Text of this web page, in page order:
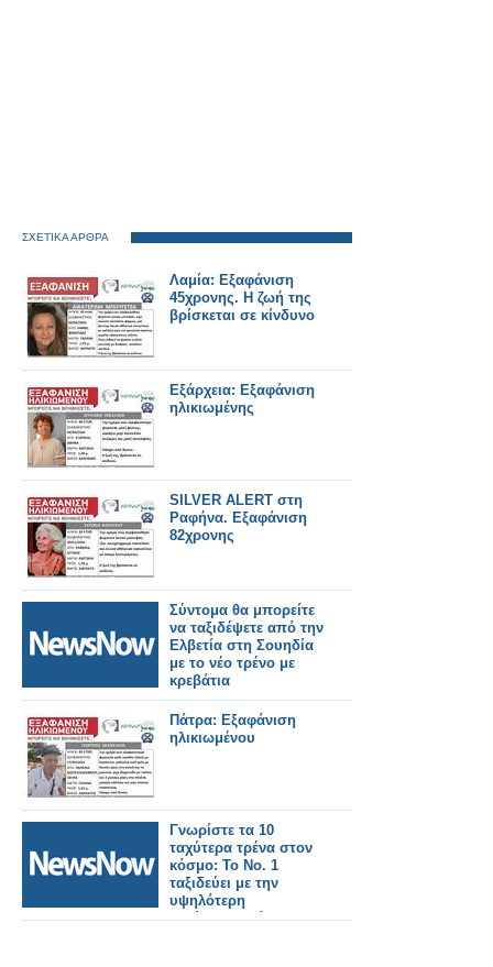
ΣΧΕΤΙΚΑ ΑΡΘΡΑ
Λαμία: Εξαφάνιση
45χρονης. Η ζωή της
βρίσκεται σε κίνδυνο
Εξάρχεια: Εξαφάνιση
ηλικιωμένης
SILVER ALERT στη
Ραφήνα. Εξαφάνιση
82χρονης
Σύντομα θα μπορείτε
να ταξιδέψετε από την
Ελβετία στη Σουηδία
με το νέο τρένο με
κρεβάτια
Πάτρα: Εξαφάνιση
ηλικιωμένου
Γνωρίστε τα 10
ταχύτερα τρένα στον
κόσμο: Το Νο. 1
ταξιδεύει με την
υψηλότερη
ταχύτητα... Σίγουρα